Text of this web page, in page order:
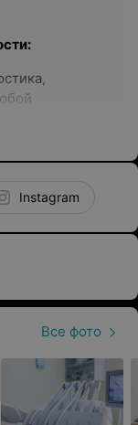
уровня,
и
Instagram
Все фото